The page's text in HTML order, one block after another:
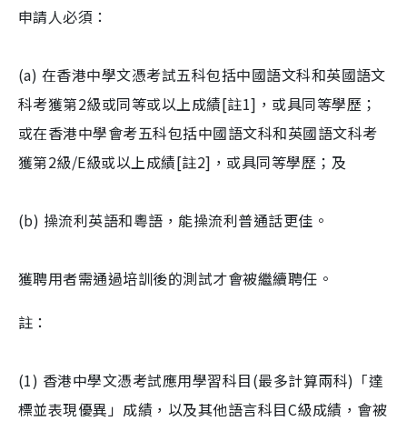
申請人必須：
(a) 在香港中學文憑考試五科包括中國語文科和英國語文
科考獲第2級或同等或以上成績[註1]，或具同等學歷；
或在香港中學會考五科包括中國語文科和英國語文科考
獲第2級/E級或以上成績[註2]，或具同等學歷；及
(b) 操流利英語和粵語，能操流利普通話更佳。
獲聘用者需通過培訓後的測試才會被繼續聘任。
註：
(1) 香港中學文憑考試應用學習科目(最多計算兩科)「達
標並表現優異」成績，以及其他語言科目C級成績，會被